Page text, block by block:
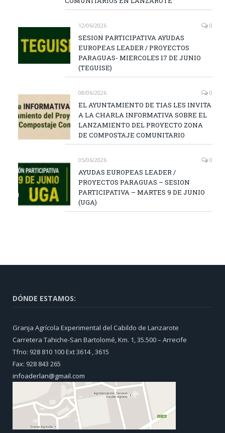
12/06/2026 0
SESION PARTICIPATIVA AYUDAS
EUROPEAS LEADER / PROYECTOS
PARAGUAS- MIERCOLES 17 DE JUNIO
(TEGUISE)
08/06/2026 0
EL AYUNTAMIENTO DE TIAS LES INVITA
A LA CHARLA INFORMATIVA SOBRE EL
LANZAMIENTO DEL PROYECTO ZONA
DE COMPOSTAJE COMUNITARIO
05/06/2026 0
AYUDAS EUROPEAS LEADER /
PROYECTOS PARAGUAS – SESION
PARTICIPATIVA – MARTES 9 DE JUNIO
(UGA)
DÓNDE ESTAMOS:
Granja Agrícola Experimental del Cabildo de Lanzarote
Carretera Tahiche-San Bartolomé, Km. 1, 35.500 – Arrecife
Tfno: 928 810 100 Ext 3614 , 3615
Fax: 928 843 265
infoaderlan@gmail.com